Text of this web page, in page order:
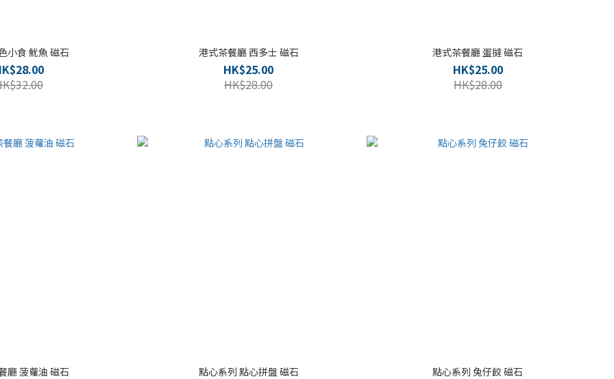
小食 魷魚 磁石 港式茶餐廳 西多士 磁石
HK$25.00
HK$28.00
港式茶餐廳 蛋撻 磁石
HK$25.00
HK$28.00
廳 菠蘿油 磁石 點心系列 點心拼盤 磁石 點心系列 兔仔餃 磁石